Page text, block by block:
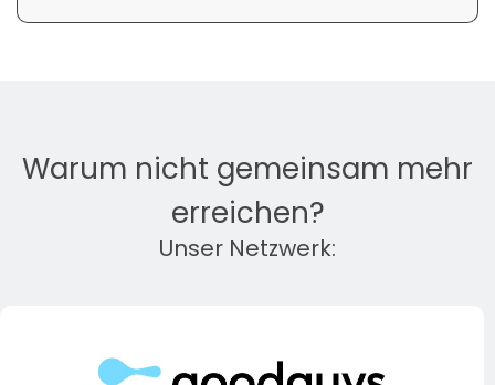
Warum nicht gemeinsam mehr
erreichen?
Unser Netzwerk: